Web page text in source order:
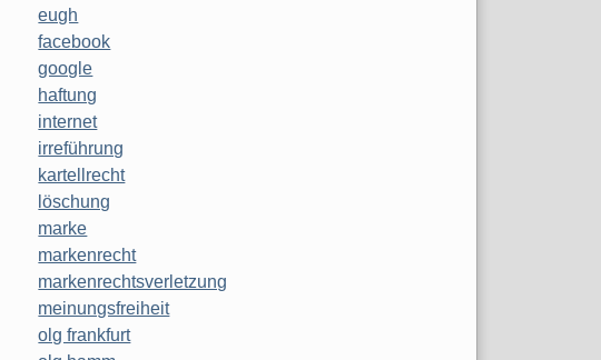
eugh
facebook
google
haftung
internet
irreführung
kartellrecht
löschung
marke
markenrecht
markenrechtsverletzung
meinungsfreiheit
olg frankfurt